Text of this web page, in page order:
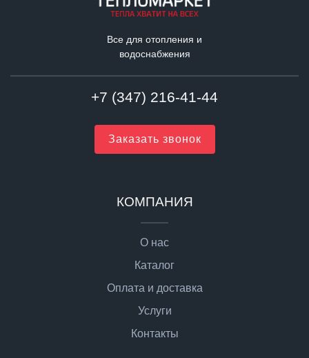
Все для отопления и
водоснабжения
+7 (347) 216-41-44
Заказать звонок
КОМПАНИЯ
О нас
Каталог
Оплата и доставка
Услуги
Контакты